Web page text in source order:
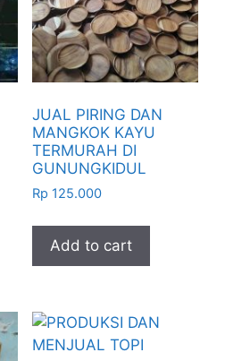
JUAL PIRING DAN
MANGKOK KAYU
TERMURAH DI
GUNUNGKIDUL
Rp 125.000
Add to cart